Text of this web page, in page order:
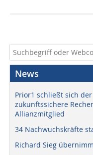
News
Prior1 schließt sich
zukunftssichere
Allianzmitglied
34 Nachwuchskräfte
Richard Sieg